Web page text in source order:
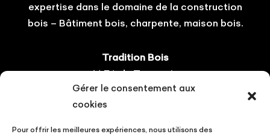
Gérer le consentement aux
cookies
Pour offrir les meilleures expériences, nous utilisons des
expertise dans le domaine de la construction
bois – Bâtiment bois, charpente, maison bois.
Tradition Bois
14 ZA du Tourneris
31470 Bonrepos-sur-Aussonnelle
Tel : 05.61.08.60.54